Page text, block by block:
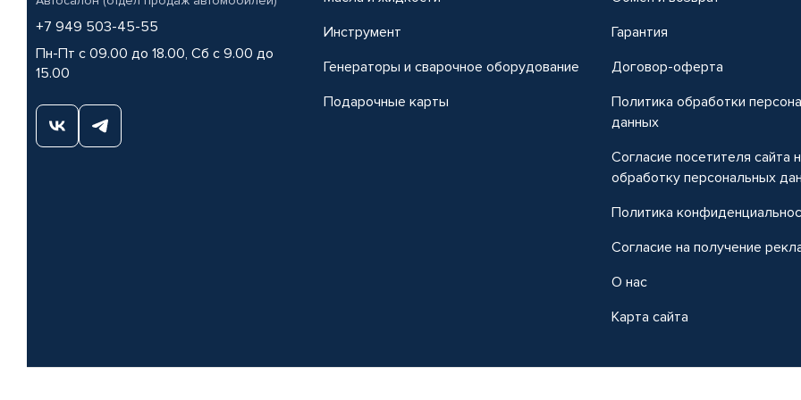
+7 949 503-45-55
Пн-Пт с 09.00 до 18.00, Сб с 9.00 до
15.00
Инструмент
Генераторы и сварочное оборудование
Подарочные карты
Гарантия
Договор-оферта
Политика обработки
данных
Согласие посетителя сайта
обработку персональных
Политика
Согласие на получение
О нас
Карта сайта